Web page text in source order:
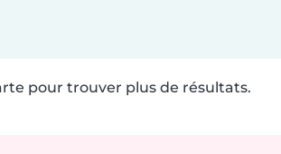
pour trouver plus de résultats.